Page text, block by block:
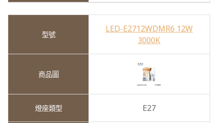
LED-E2712WDMR6 12W
3000K
E27